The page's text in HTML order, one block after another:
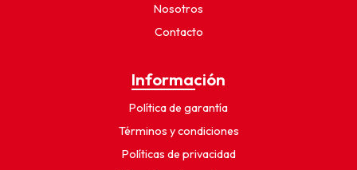
Nosotros
Contacto
Información
Política de garantía
Términos y condiciones
Políticas de privacidad